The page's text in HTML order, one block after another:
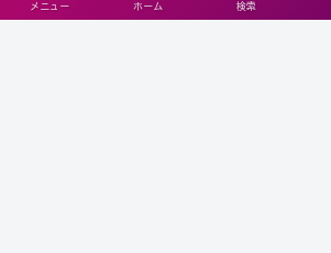
メニュー ホーム 検索